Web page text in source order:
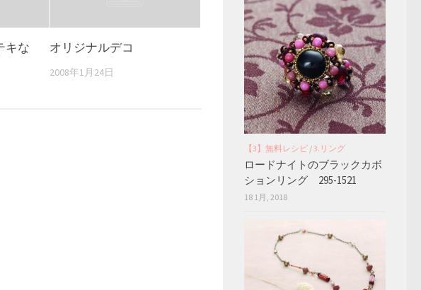
キな
オリジナルデコ
2008年1月24日
【3】無料レシピ /3.リング
ロードナイトのブラックカボ
ションリング 295-1521
18 1月, 2018